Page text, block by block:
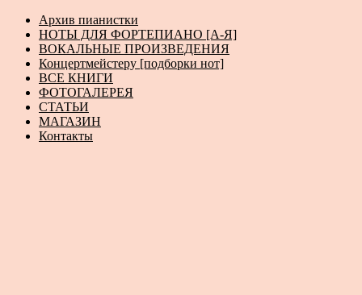
Архив пианистки
НОТЫ ДЛЯ ФОРТЕПИАНО [А-Я]
ВОКАЛЬНЫЕ ПРОИЗВЕДЕНИЯ
Концертмейстеру [подборки нот]
ВСЕ КНИГИ
ФОТОГАЛЕРЕЯ
СТАТЬИ
МАГАЗИН
Контакты